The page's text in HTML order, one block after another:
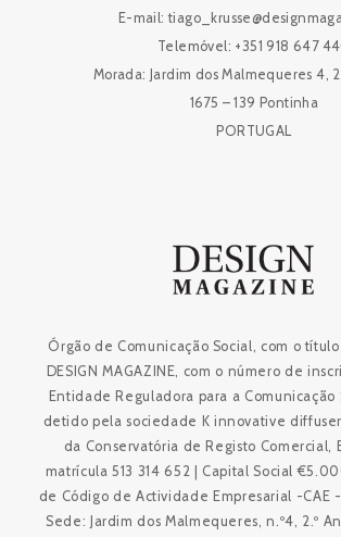
E-mail:
Telemóvel: +351 918 647
Morada: Jardim dos Malmequeres 4,
1675 – 139 Pontinha
PORTUGAL
Órgão de Comunicação Social, com o
DESIGN MAGAZINE, com o número de
Entidade Reguladora para a Comunicação
detido pela sociedade K innovative
da Conservatória de Registo Comercial,
matrícula 513 314 652 | Capital Social
de Código de Actividade Empresarial -CAE -
Sede: Jardim dos Malmequeres, n.º4, 2.º